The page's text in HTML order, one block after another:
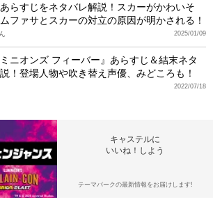
らすじをネタバレ解説！スカーがかわいそ
ファサとスカーの対立の原因が明かされる！
2025/01/09
ニオンズ フィーバー』あらすじ＆結末ネタ
！登場人物や吹き替え声優、みどころも！
2022/07/18
キャステルに
いいね！しよう
テーマパークの最新情報をお届けします!